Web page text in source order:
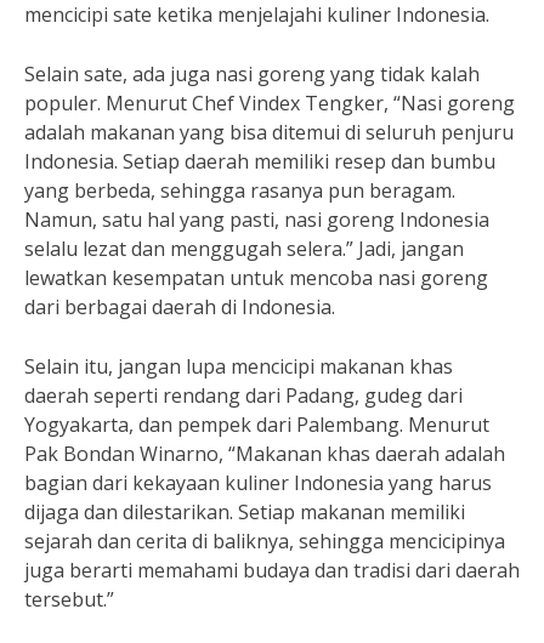
mencicipi sate ketika menjelajahi kuliner Indonesia.
Selain sate, ada juga nasi goreng yang tidak kalah
populer. Menurut Chef Vindex Tengker, “Nasi goreng
adalah makanan yang bisa ditemui di seluruh penjuru
Indonesia. Setiap daerah memiliki resep dan bumbu
yang berbeda, sehingga rasanya pun beragam.
Namun, satu hal yang pasti, nasi goreng Indonesia
selalu lezat dan menggugah selera.” Jadi, jangan
lewatkan kesempatan untuk mencoba nasi goreng
dari berbagai daerah di Indonesia.
Selain itu, jangan lupa mencicipi makanan khas
daerah seperti rendang dari Padang, gudeg dari
Yogyakarta, dan pempek dari Palembang. Menurut
Pak Bondan Winarno, “Makanan khas daerah adalah
bagian dari kekayaan kuliner Indonesia yang harus
dijaga dan dilestarikan. Setiap makanan memiliki
sejarah dan cerita di baliknya, sehingga mencicipinya
juga berarti memahami budaya dan tradisi dari daerah
tersebut.”